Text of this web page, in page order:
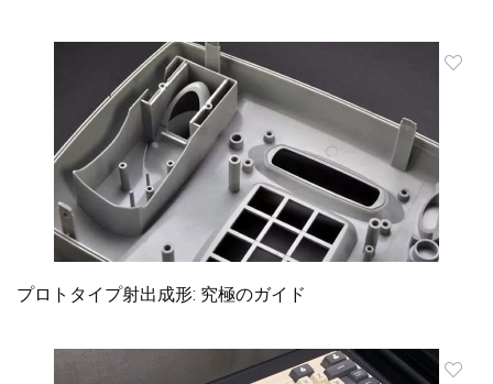
プロトタイプ射出成形: 究極のガイド